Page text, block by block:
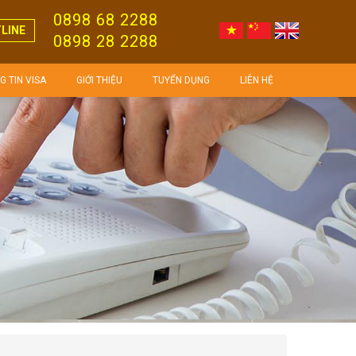
0898 68 2288
0898 28 2288
TIN VISA GIỚI THIỆU TUYỂN DỤNG LIÊN HỆ